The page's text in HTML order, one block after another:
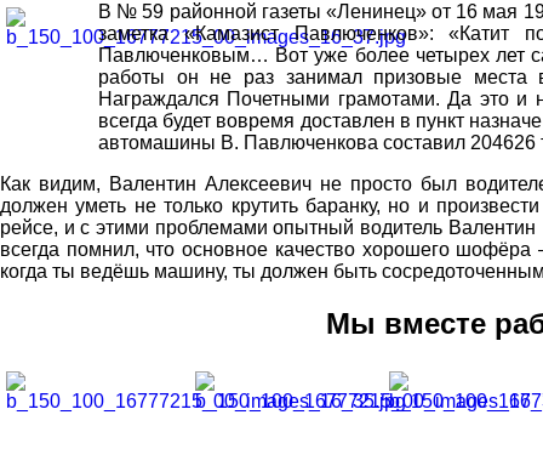
В № 59 районной газеты «Ленинец» от 16 мая
заметка «Камазист Павлюченков»:
Павлюченковым… Вот уже более четырех лет
работы он не раз занимал призовые места
Награждался Почетными грамотами. Да это и
всегда будет вовремя доставлен в пункт
автомашины В. Павлюченкова составил 204626
Как видим, Валентин Алексеевич не просто был
должен уметь не только крутить баранку, но и
рейсе, и с этими проблемами опытный водитель
всегда помнил, что основное качество хорошего
когда ты ведёшь машину, ты должен быть
Мы вместе